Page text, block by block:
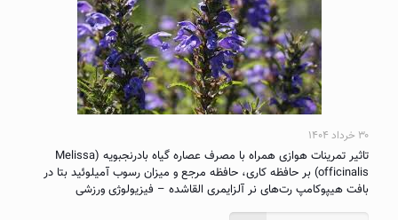
۳۰ خرداد ۱۴۰۴
تاثیر تمرینات هوازی همراه با مصرف عصاره گیاه بادرنجبویه (Melissa
officinalis) بر حافظه کاری، حافظه مرجع و میزان رسوب آمیلوئید بتا در
بافت هیپوکامپ رت‌های نر آلزایمری القاشده – فیزیولوژی ورزشی